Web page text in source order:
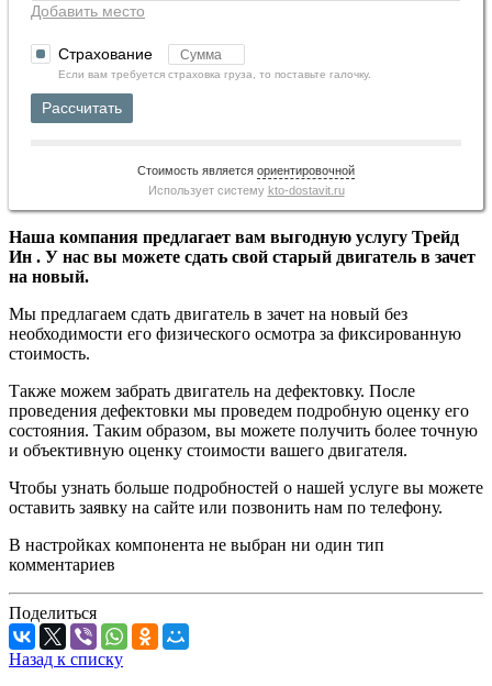
Добавить место
Страхование
Если вам требуется страховка груза, то поставьте галочку.
Рассчитать
Стоимость является ориентировочной
Использует систему kto-dostavit.ru
Наша компания предлагает вам выгодную услугу Трейд
Ин . У нас вы можете сдать свой старый двигатель в зачет
на новый.
Мы предлагаем сдать двигатель в зачет на новый без
необходимости его физического осмотра за фиксированную
стоимость.
Также можем забрать двигатель на дефектовку. После
проведения дефектовки мы проведем подробную оценку его
состояния. Таким образом, вы можете получить более точную
и объективную оценку стоимости вашего двигателя.
Чтобы узнать больше подробностей о нашей услуге вы можете
оставить заявку на сайте или позвонить нам по телефону.
В настройках компонента не выбран ни один тип
комментариев
Поделиться
Назад к списку